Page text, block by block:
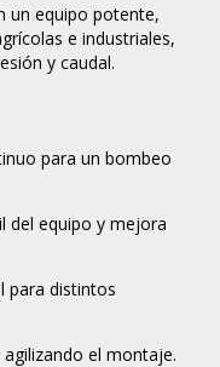
un equipo potente,
e industriales,
y caudal.
para un bombeo
del equipo y mejora
para distintos
el montaje.